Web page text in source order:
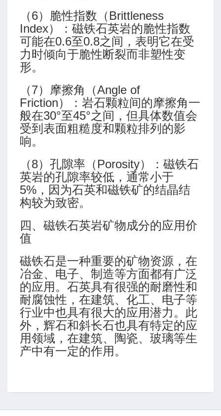
（6）脆性指数（Brittleness
Index）：磁铁石英岩的脆性指数
可能在0.6至0.8之间，表明它在受
力时倾向于脆性断裂而非塑性变
形。
（7）摩擦角（Angle of
Friction）：岩石颗粒间的摩擦角一
般在30°至45°之间，但具体数值会
受到表面粗糙度和颗粒排列的影
响。
（8）孔隙率（Porosity）：磁铁石
英岩的孔隙率较低，通常小于
5%，因为石英和磁铁矿的结晶结
构较为致密。
四、磁铁石英岩矿物成分的应用价
值
磁铁石是一种重要的矿物资源，在
冶金、电子、制造等方面都有广泛
的应用。石英具有很强的耐磨性和
耐腐蚀性，在建筑、化工、电子等
行业中也具有很大的应用潜力。此
外，辉石和斜长石也具有特定的应
用领域，在建筑、陶瓷、玻璃等生
产中有一定的作用。